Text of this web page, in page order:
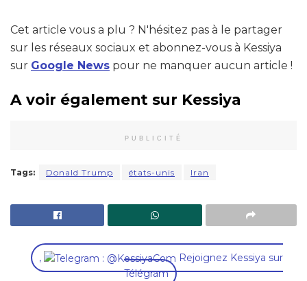
Cet article vous a plu ? N'hésitez pas à le partager
sur les réseaux sociaux et abonnez-vous à Kessiya
sur Google News pour ne manquer aucun article !
A voir également sur Kessiya
PUBLICITÉ
Tags: Donald Trump états-unis Iran
,
Rejoignez Kessiya sur
Télégram